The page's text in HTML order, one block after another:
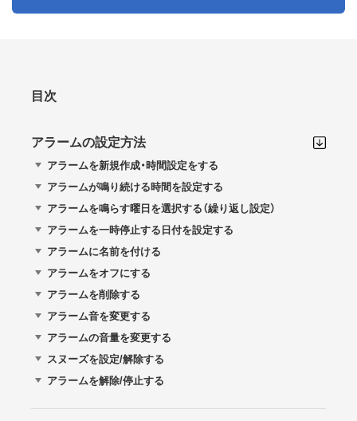
目次
アラームの設定方法
アラームを新規作成・時間設定をする
アラームが鳴り続ける時間を設定する
アラームを鳴らす曜日を選択する（繰り返し設定）
アラームを一時停止する日付を設定する
アラームに名前を付ける
アラームをオフにする
アラームを削除する
アラーム音を変更する
アラームの音量を変更する
スヌーズを設定/解除する
アラームを解除/停止する